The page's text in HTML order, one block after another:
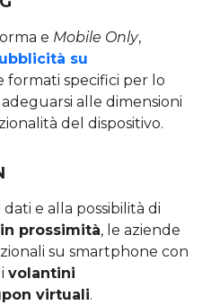
e Mobile Only,
su
formati specifici per lo
alle dimensioni
del dispositivo.
e alla possibilità di
prossimità, le aziende
su smartphone con
volantini
virtuali.